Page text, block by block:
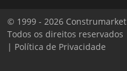
© 1999 - 2026 Construmarket
Todos os direitos reservados
| Política de Privacidade